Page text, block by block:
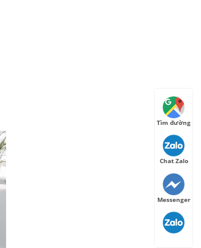
Tìm đường
Chat Zalo
Messenger